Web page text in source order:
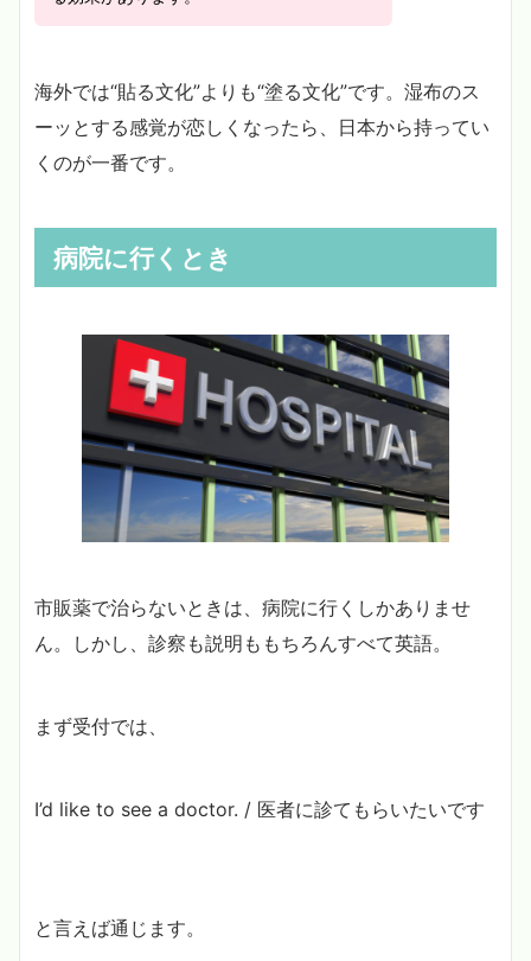
海外では“貼る文化”よりも“塗る文化”です。湿布のス
ーッとする感覚が恋しくなったら、日本から持ってい
くのが一番です。
病院に行くとき
市販薬で治らないときは、病院に行くしかありませ
ん。しかし、診察も説明ももちろんすべて英語。
まず受付では、
I’d like to see a doctor. / 医者に診てもらいたいです
と言えば通じます。